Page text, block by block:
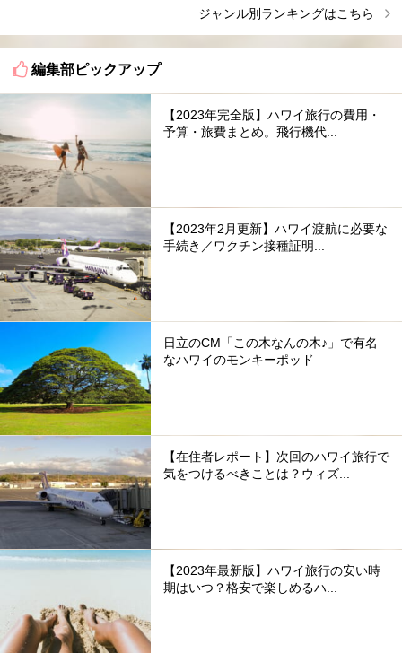
ジャンル別ランキングはこちら
編集部ピックアップ
【2023年完全版】ハワイ旅行の費用・
予算・旅費まとめ。飛行機代...
【2023年2月更新】ハワイ渡航に必要な
手続き／ワクチン接種証明...
日立のCM「この木なんの木♪」で有名
なハワイのモンキーポッド
【在住者レポート】次回のハワイ旅行で
気をつけるべきことは？ウィズ...
【2023年最新版】ハワイ旅行の安い時
期はいつ？格安で楽しめるハ...